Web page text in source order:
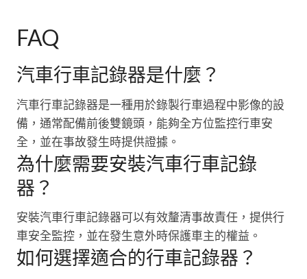
FAQ
汽車行車記錄器是什麼？
汽車行車記錄器是一種用於錄製行車過程中影像的設
備，通常配備前後雙鏡頭，能夠全方位監控行車安
全，並在事故發生時提供證據。
為什麼需要安裝汽車行車記錄
器？
安裝汽車行車記錄器可以有效釐清事故責任，提供行
車安全監控，並在發生意外時保護車主的權益。
如何選擇適合的行車記錄器？